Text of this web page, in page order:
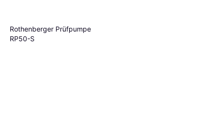
Rothenberger Prüfpumpe
RP50-S